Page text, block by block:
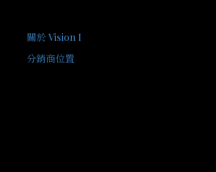
關於 Vision I
分銷商位置